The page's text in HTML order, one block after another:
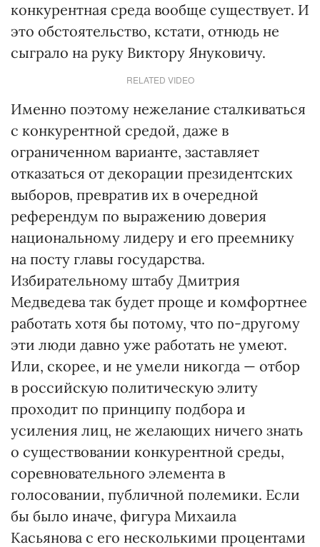
конкурентная среда вообще существует. И
это обстоятельство, кстати, отнюдь не
сыграло на руку Виктору Януковичу.
RELATED VIDEO
Именно поэтому нежелание сталкиваться
с конкурентной средой, даже в
ограниченном варианте, заставляет
отказаться от декорации президентских
выборов, превратив их в очередной
референдум по выражению доверия
национальному лидеру и его преемнику
на посту главы государства.
Избирательному штабу Дмитрия
Медведева так будет проще и комфортнее
работать хотя бы потому, что по-другому
эти люди давно уже работать не умеют.
Или, скорее, и не умели никогда — отбор
в российскую политическую элиту
проходит по принципу подбора и
усиления лиц, не желающих ничего знать
о существовании конкурентной среды,
соревновательного элемента в
голосовании, публичной полемики. Если
бы было иначе, фигура Михаила
Касьянова с его несколькими процентами